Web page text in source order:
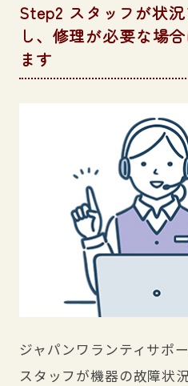
Step2 スタッフが状
し、修理が必要な場
ます
ジャパンワランティサポ
スタッフが機器の故障状